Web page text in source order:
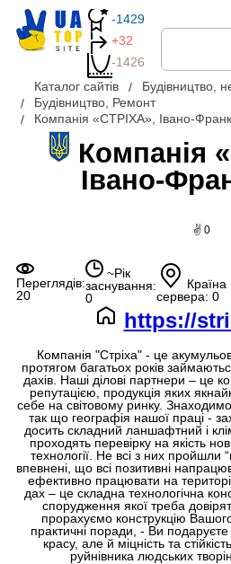
-1429
+32
-1426
Каталог сайтів
Будівництво,
Будівництво, Ремонт
Компанія «СТРІХА», Івано-
Компанія
Івано-
✌ 0
Переглядів:
20
~Рік
заснування:
0
Країна
сервера: 0
https://
Компанія "Стріха" - це
протягом багатьох років
дахів. Наші ділові партнери – це
репутацією, продукція яких
себе на світовому ринку.
так що географія нашої праці -
досить складний ланшафтний і
проходять перевірку на якість
технології. Не всі з них пройшли
впевнені, що всі позитивні
ефективно працювати на
дах – це складна технологічна
спорудження якої треба
прорахуємо конструкцію
практичні поради, - Ви
красу, але й міцність та
руйнівника людських